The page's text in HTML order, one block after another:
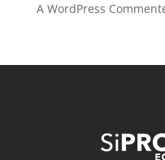
A WordPress